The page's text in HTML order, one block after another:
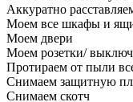
Аккуратно
Моем все шкафы и
Моем двери
Моем розетки/
Протираем от пыли
Снимаем защитную
Снимаем скотч